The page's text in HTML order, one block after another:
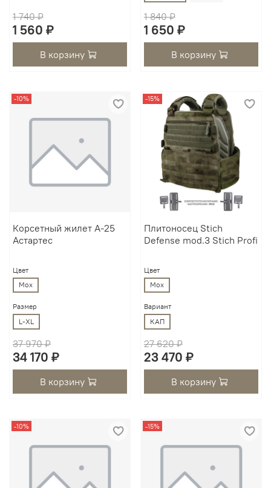
1 740 ₽
1 560 ₽
В корзину
1 840 ₽
1 650 ₽
В корзину
-10%
Корсетный жилет А-25
Астартес
Цвет
Мох
Размер
L-XL
37 970 ₽
34 170 ₽
В корзину
-15%
Плитоносец Stich
Defense mod.3 Stich Profi
Цвет
Мох
Вариант
КАП
27 620 ₽
23 470 ₽
В корзину
-10% -15%